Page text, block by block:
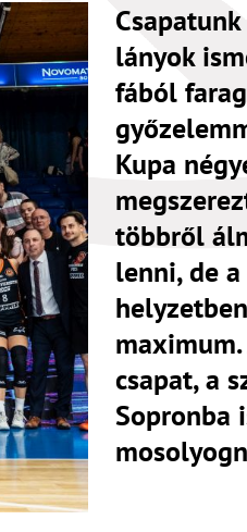
lányok
fából
Kupa
többről
lenni, de
csapat, a
Sopronba